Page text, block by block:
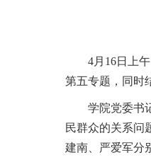
4月16日 上午
第五专题，同时
学院党委书
民群众的关系问
建南、严爱军分